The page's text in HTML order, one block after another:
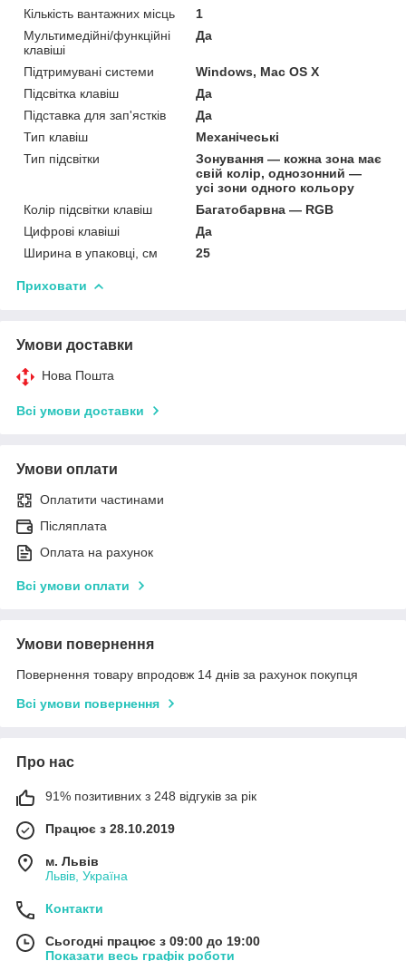
Кількість вантажних місць
1
Мультимедійні/функційні
клавіші
Да
Підтримувані системи
Windows, Mac OS X
Підсвітка клавіш
Да
Підставка для зап'ястків
Да
Тип клавіш
Механічеські
Тип підсвітки
Зонування — кожна зона має
свій колір, однозонний —
усі зони одного кольору
Колір підсвітки клавіш
Багатобарвна — RGB
Цифрові клавіші
Да
Ширина в упаковці, см
25
Приховати
Умови доставки
Нова Пошта
Всі умови доставки
Умови оплати
Оплатити частинами
Післяплата
Оплата на рахунок
Всі умови оплати
Умови повернення
Повернення товару впродовж 14 днів за рахунок покупця
Всі умови повернення
Про нас
91% позитивних з 248 відгуків за рік
Працює з 28.10.2019
м. Львів
Львів, Україна
Контакти
Сьогодні працює з 09:00 до 19:00
Показати весь графік роботи